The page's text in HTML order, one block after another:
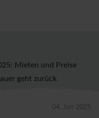
Mieten und Preise
geht zurück
04. Jun 2025